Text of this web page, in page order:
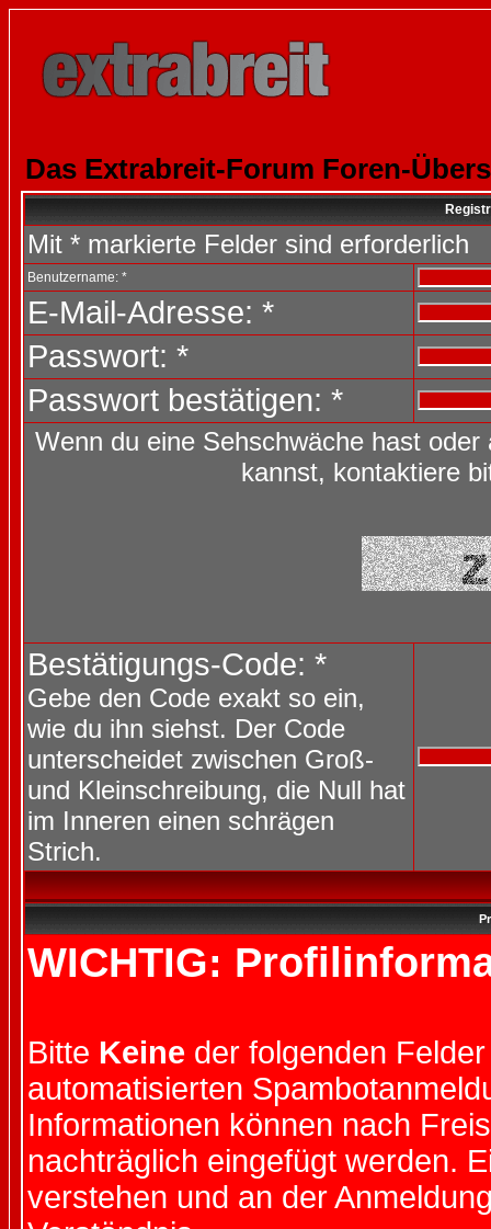
Das Extrabreit-Forum Foren-
Mit * markierte Felder sind erforderlich
Benutzername: *
E-Mail-Adresse: *
Passwort: *
Passwort bestätigen: *
Wenn du eine Sehschwäche hast
kannst, kontaktiere
Bestätigungs-Code: *
Gebe den Code exakt so ein,
wie du ihn siehst. Der Code
unterscheidet zwischen Groß-
und Kleinschreibung, die Null hat
im Inneren einen schrägen
Strich.
WICHTIG:
Bitte Keine der folgenden
automatisierten
Informationen können nach
nachträglich eingefügt werden.
verstehen und an der